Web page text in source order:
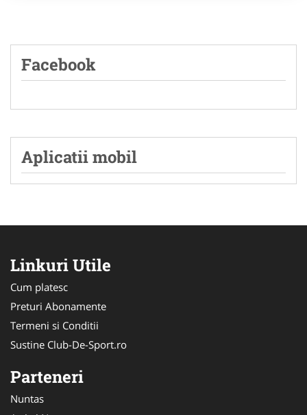
Facebook
Aplicatii mobil
Linkuri Utile
Cum platesc
Preturi Abonamente
Termeni si Conditii
Sustine Club-De-Sport.ro
Parteneri
Nuntas